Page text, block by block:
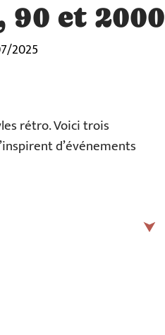
90 et 2000
2025
rétro. Voici trois
d’événements